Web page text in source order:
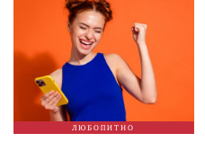
ЛЮБОПИТНО